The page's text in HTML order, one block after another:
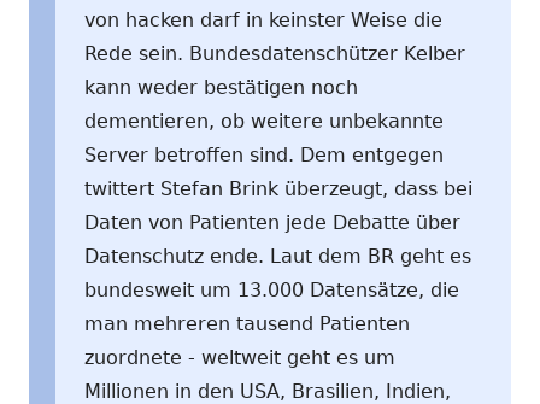
von hacken darf in keinster Weise die
Rede sein. Bundesdatenschützer Kelber
kann weder bestätigen noch
dementieren, ob weitere unbekannte
Server betroffen sind. Dem entgegen
twittert Stefan Brink überzeugt, dass bei
Daten von Patienten jede Debatte über
Datenschutz ende. Laut dem BR geht es
bundesweit um 13.000 Datensätze, die
man mehreren tausend Patienten
zuordnete - weltweit geht es um
Millionen in den USA, Brasilien, Indien,